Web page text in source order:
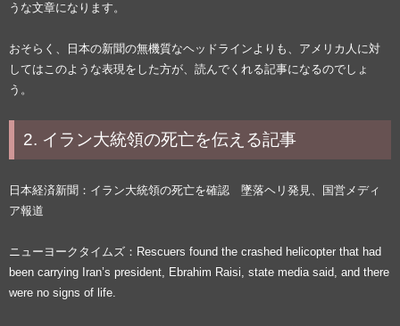
うな文章になります。
おそらく、日本の新聞の無機質なヘッドラインよりも、アメリカ人に対
してはこのような表現をした方が、読んでくれる記事になるのでしょ
う。
2. イラン大統領の死亡を伝える記事
日本経済新聞：イラン大統領の死亡を確認 墜落ヘリ発見、国営メディ
ア報道
ニューヨークタイムズ：Rescuers found the crashed helicopter that had
been carrying Iran’s president, Ebrahim Raisi, state media said, and there
were no signs of life.